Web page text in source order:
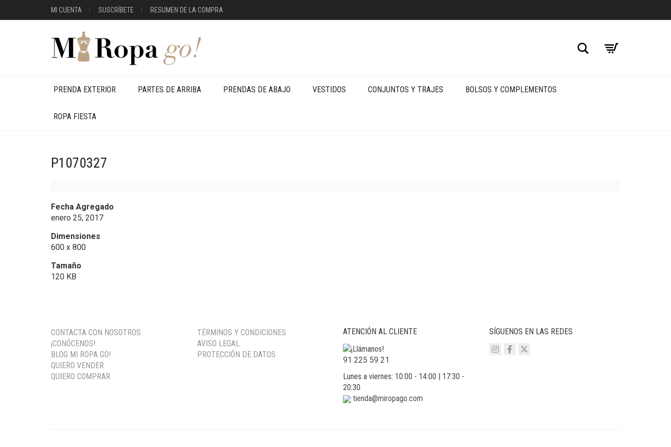
MI CUENTA SUSCRÍBETE RESUMEN DE LA COMPRA
Buscar
PRENDA EXTERIOR PARTES DE ARRIBA PRENDAS DE ABAJO VESTIDOS CONJUNTOS Y TRAJES BOLSOS Y COMPLEMENTOS
ROPA FIESTA
P1070327
Fecha Agregado
enero 25, 2017
Dimensiones
600 x 800
Tamaño
120 KB
CONTACTA CON NOSOTROS
¡CONÓCENOS!
BLOG MI ROPA GO!
QUIERO VENDER
QUIERO COMPRAR
TÉRMINOS Y CONDICIONES
AVISO LEGAL
PROTECCIÓN DE DATOS
ATENCIÓN AL CLIENTE
91 225 59 21
Lunes a viernes: 10:00 - 14:00 | 17:30 -
20:30
tienda@miropago.com
SÍGUENOS EN LAS REDES